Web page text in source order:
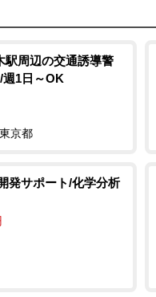
駅周辺の交通誘導警
1日～OK
京都
発サポート/化学分析